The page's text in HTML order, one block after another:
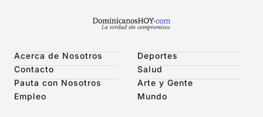
Acerca de Nosotros
Contacto
Pauta con Nosotros
Empleo
Deportes
Salud
Arte y Gente
Mundo